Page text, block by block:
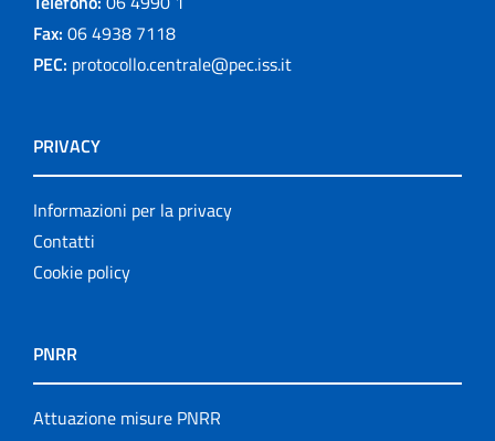
Fax: 06 4938 7118
PEC: protocollo.centrale@pec.iss.it
PRIVACY
Informazioni per la privacy
Contatti
Cookie policy
PNRR
Attuazione misure PNRR